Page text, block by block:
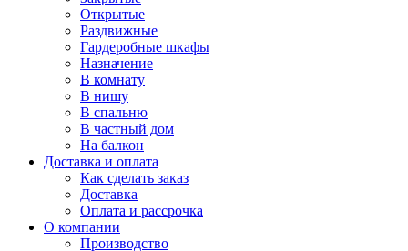
Открытые
Раздвижные
Гардеробные шкафы
Назначение
В комнату
В нишу
В спальню
В частный дом
На балкон
Доставка и оплата
Как сделать заказ
Доставка
Оплата и рассрочка
О компании
Производство